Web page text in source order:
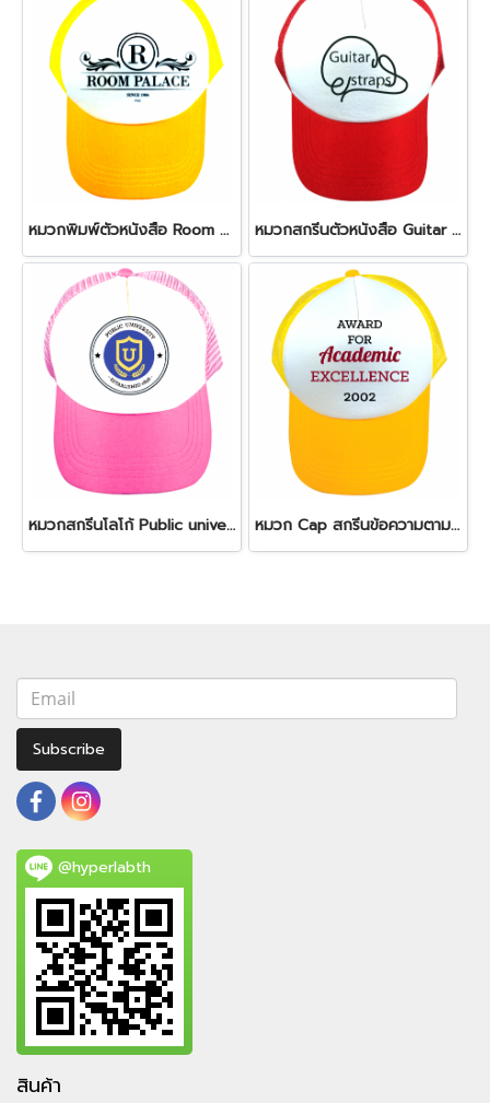
หมวกพิมพ์ตัวหนังสือ Room Palace cap หมวกสกรีนตัวหนังสือ Guitar straps cap
หมวกสกรีนโลโก้ Public university cap หมวก Cap สกรีนข้อความตามสั่ง
Subscribe
@hyperlabth
สินค้า